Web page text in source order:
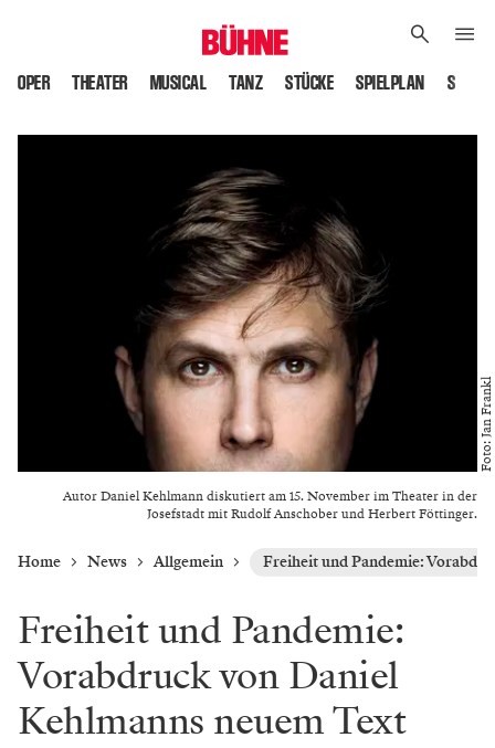
OPER THEATER MUSICAL TANZ STÜCKE SPIELPLAN
Autor Daniel Kehlmann diskutiert am 15. November im Theater in der
Josefstadt mit Rudolf Anschober und Herbert Föttinger.
Foto: Jan Frankl
Home News Allgemein Freiheit und Pandemie:
Freiheit und Pandemie:
Vorabdruck von Daniel
Kehlmanns neuem Text